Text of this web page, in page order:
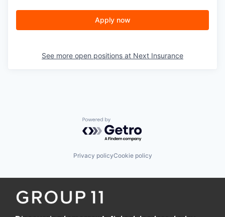
Apply now
See more open positions at Next Insurance
Powered by Getro.com
Privacy policyCookie policy